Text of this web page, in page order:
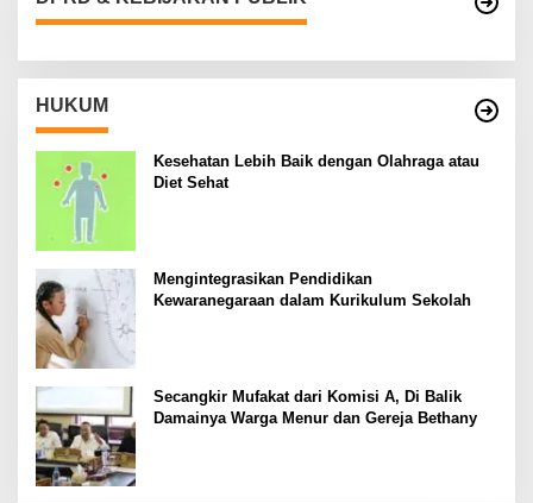
HUKUM
Kesehatan Lebih Baik dengan Olahraga atau
Diet Sehat
Mengintegrasikan Pendidikan
Kewaranegaraan dalam Kurikulum Sekolah
Secangkir Mufakat dari Komisi A, Di Balik
Damainya Warga Menur dan Gereja Bethany